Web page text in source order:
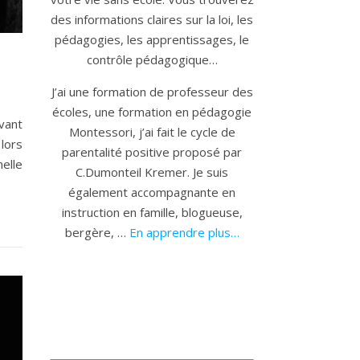
des informations claires sur la loi, les
pédagogies, les apprentissages, le
contrôle pédagogique…
J’ai une formation de professeur des
écoles, une formation en pédagogie
Montessori, j’ai fait le cycle de
parentalité positive proposé par
C.Dumonteil Kremer. Je suis
également accompagnante en
instruction en famille, blogueuse,
bergère, … En apprendre plus…